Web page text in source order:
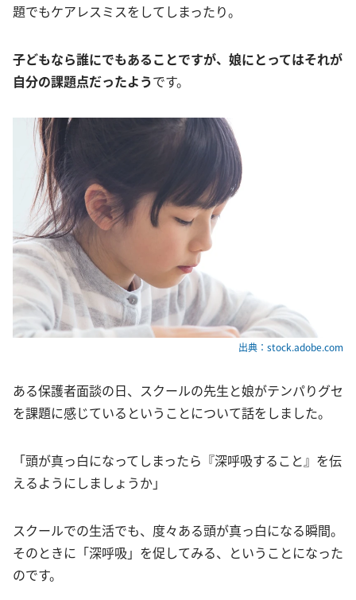
題でもケアレスミスをしてしまったり。
子どもなら誰にでもあることですが、娘にとってはそれが
自分の課題点だったようです。
出典：stock.adobe.com
ある保護者面談の日、スクールの先生と娘がテンパりグセ
を課題に感じているということについて話をしました。
「頭が真っ白になってしまったら『深呼吸すること』を伝
えるようにしましょうか」
スクールでの生活でも、度々ある頭が真っ白になる瞬間。
そのときに「深呼吸」を促してみる、ということになった
のです。